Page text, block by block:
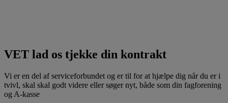
VET lad os tjekke din kontrakt
Vi er en del af serviceforbundet og er til for at hjælpe dig når du er i
tvivl, skal skal godt videre eller søger nyt, både som din fagforening
og A-kasse